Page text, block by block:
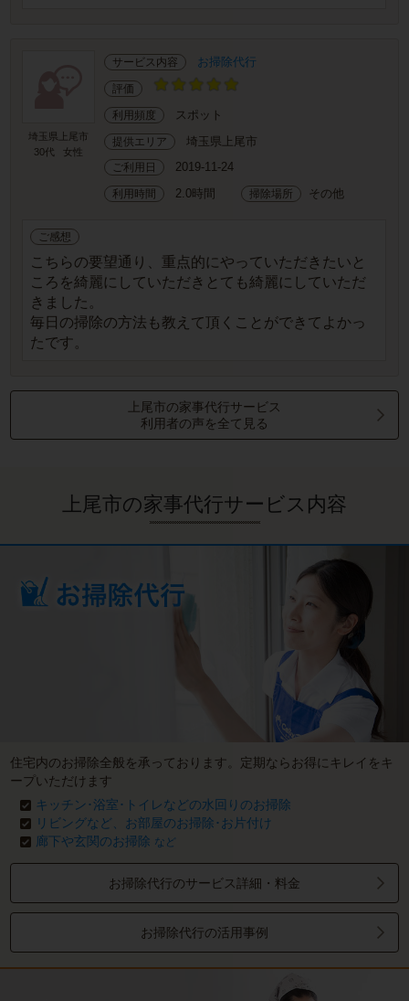
埼玉県上尾市
30代
女性
サービス内容 お掃除代行
評価
利用頻度 スポット
提供エリア 埼玉県上尾市
ご利用日 2019-11-24
利用時間 2.0時間 掃除場所 その他
ご感想
こちらの要望通り、重点的にやっていただきたいと
ころを綺麗にしていただきとても綺麗にしていただ
きました。
毎日の掃除の方法も教えて頂くことができてよかっ
たです。
上尾市の家事代行サービス
利用者の声を全て見る
上尾市の家事代行サービス内容
住宅内のお掃除全般を承っております。定期ならお得にキレイをキ
ープいただけます
キッチン･浴室･トイレなどの水回りのお掃除
リビングなど、お部屋のお掃除･お片付け
廊下や玄関のお掃除 など
お掃除代行のサービス詳細・料金
お掃除代行の活用事例